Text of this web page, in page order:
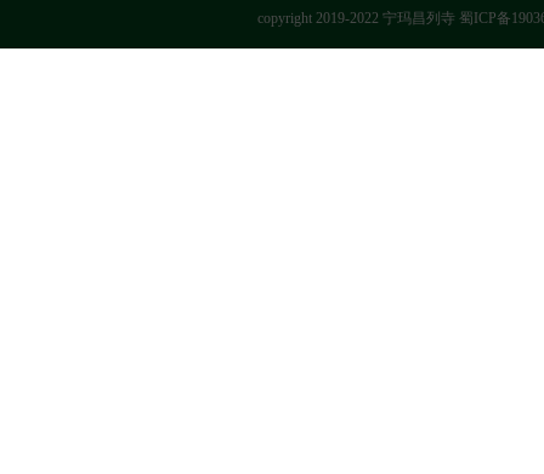
copyright 2019-2022 宁玛昌列寺 蜀ICP备